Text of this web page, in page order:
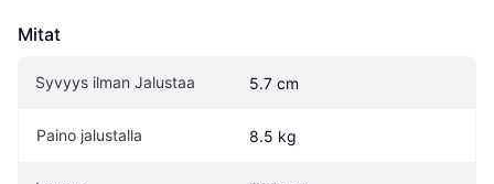
Mitat
Syvyys ilman Jalustaa 5.7 cm
Paino jalustalla 8.5 kg